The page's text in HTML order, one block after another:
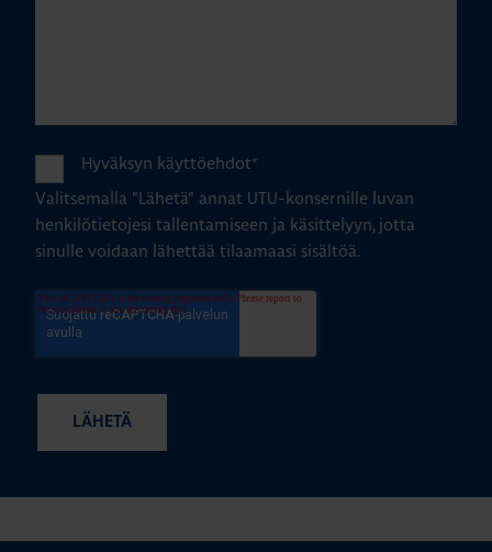
Hyväksyn käyttöehdot*
Valitsemalla "Lähetä" annat UTU-konsernille luvan
henkilötietojesi tallentamiseen ja käsittelyyn, jotta
sinulle voidaan lähettää tilaamaasi sisältöä.